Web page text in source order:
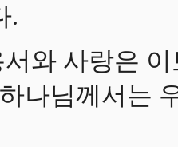
.
와 사랑은
나님께서는